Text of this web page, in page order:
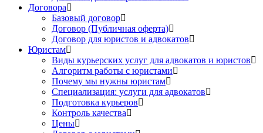
Договора
Базовый договор
Договор (Публичная оферта)
Договор для юристов и адвокатов
Юристам
Виды курьерских услуг для адвокатов и юристов
Алгоритм работы с юристами
Почему мы нужны юристам
Специализация: услуги для адвокатов
Подготовка курьеров
Контроль качества
Цены